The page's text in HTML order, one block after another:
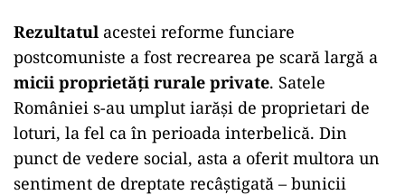
Rezultatul acestei reforme funciare
postcomuniste a fost recrearea pe scară largă a
micii proprietăți rurale private. Satele
României s-au umplut iarăși de proprietari de
loturi, la fel ca în perioada interbelică. Din
punct de vedere social, asta a oferit multora un
sentiment de dreptate recâștigată – bunicii